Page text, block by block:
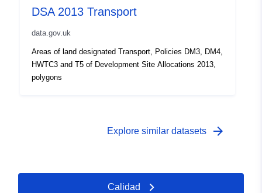
DSA 2013 Transport
data.gov.uk
Areas of land designated Transport, Policies DM3, DM4,
HWTC3 and T5 of Development Site Allocations 2013,
polygons
Explore similar datasets arrow_forward
Calidad